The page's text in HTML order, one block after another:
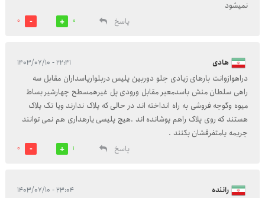
نمیشود
پاسخ
0
0
هادی ۲۲:۴۱ - ۱۴۰۳/۰۷/۱۰
دراهوازوانت بارهای زیادی جلو دوربین پلیس دربلوارپاسداران مقابل سه
راهی سلطان منش باسدمعبر مقابل ورودی پل غیرهمسطح چهارشیر بساط
میوه وگوجه فروشی به راه انداخته اند در حالی که پلاک ندارند ویا تک پلاک
هستند که روی پلاک راهم پوشانده اند .هیچ پلیسی یارهداری هم نمی توانند
جریمه یامتفرقشان بکنند .
پاسخ
1
0
راننده ۲۳:۰۴ - ۱۴۰۳/۰۷/۱۰